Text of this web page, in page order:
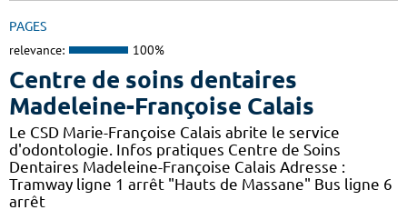
PAGES
relevance: 100%
Centre de soins dentaires
Madeleine-Françoise Calais
Le CSD Marie-Françoise Calais abrite le service
d'odontologie. Infos pratiques Centre de Soins
Dentaires Madeleine-Françoise Calais Adresse :
Tramway ligne 1 arrêt "Hauts de Massane" Bus ligne 6
arrêt